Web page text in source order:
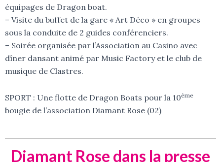
équipages de Dragon boat.
– Visite du buffet de la gare « Art Déco » en groupes
sous la conduite de 2 guides conférenciers.
– Soirée organisée par l’Association au Casino avec
dîner dansant animé par Music Factory et le club de
musique de Clastres.
SPORT : Une flotte de Dragon Boats pour la 10ème
bougie de l’association Diamant Rose (02)
Diamant Rose dans la presse